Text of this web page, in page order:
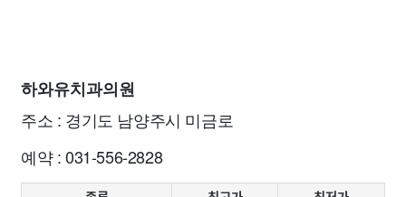
하와유치과의원
주소 : 경기도 남양주시 미금로
예약 : 031-556-2828